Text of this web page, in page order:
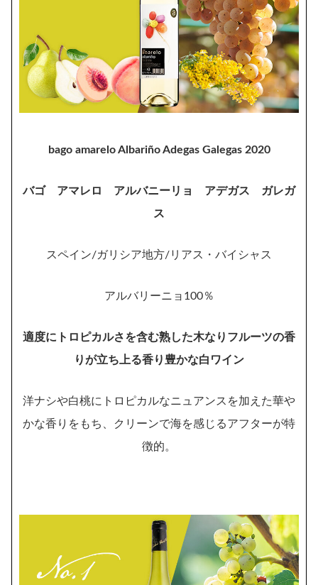
bago amarelo Albariño Adegas Galegas 2020
バゴ アマレロ アルバニーリョ アデガス ガレガ
ス
スペイン/ガリシア地方/リアス・バイシャス
アルバリーニョ100％
適度にトロピカルさを含む熟した木なりフルーツの香
りが立ち上る香り豊かな白ワイン
洋ナシや白桃にトロピカルなニュアンスを加えた華や
かな香りをもち、クリーンで海を感じるアフターが特
徴的。